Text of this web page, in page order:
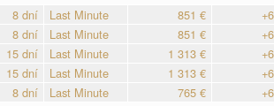
8 dní Last Minute 851 €
8 dní Last Minute 851 €
15 dní Last Minute 1 313 €
15 dní Last Minute 1 313 €
8 dní Last Minute 765 €